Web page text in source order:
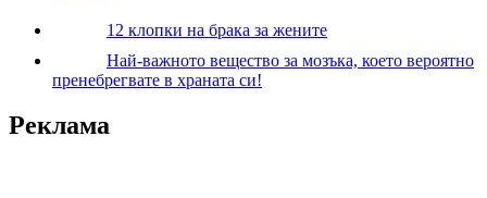
12 клопки на брака за жените
Най-важното вещество за мозъка, което вероятно
пренебрегвате в храната си!
Реклама